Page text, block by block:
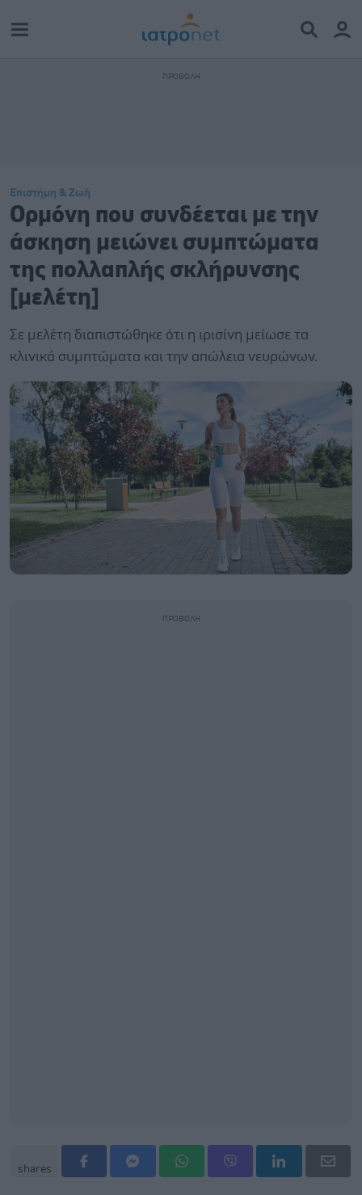
Επιστήμη & Ζωή
Ορμόνη που συνδέεται με την
άσκηση μειώνει συμπτώματα
της πολλαπλής σκλήρυνσης
[μελέτη]
Σε μελέτη διαπιστώθηκε ότι η ιρισίνη μείωσε τα
κλινικά συμπτώματα και την απώλεια νευρώνων.
shares